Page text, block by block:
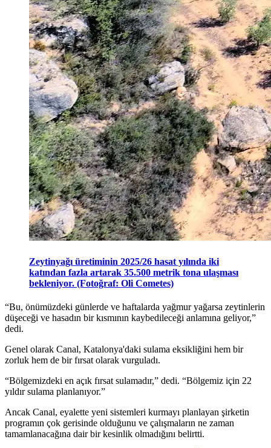
Zeytinyağı üretiminin 2025/26 hasat yılında iki
katından fazla artarak 35.500 metrik tona ulaşması
bekleniyor. (Fotoğraf: Oli Cometes)
“Bu, önümüzdeki günlerde ve haftalarda yağmur yağarsa zeytinlerin
düşeceği ve hasadın bir kısmının kaybedileceği anlamına geliyor,”
dedi.
Genel olarak Canal, Katalonya'daki sulama eksikliğini hem bir
zorluk hem de bir fırsat olarak vurguladı.
“Bölgemizdeki en açık fırsat sulamadır,” dedi. “Bölgemiz için 22
yıldır sulama planlanıyor.”
Ancak Canal, eyalette yeni sistemleri kurmayı planlayan şirketin
programın çok gerisinde olduğunu ve çalışmaların ne zaman
tamamlanacağına dair bir kesinlik olmadığını belirtti.